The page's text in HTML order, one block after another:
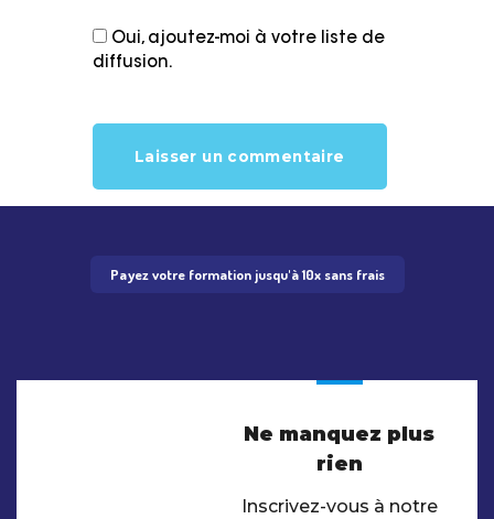
Oui, ajoutez-moi à votre liste de
diffusion.
Payez votre formation jusqu'à 10x sans frais
Ne manquez plus
rien
Inscrivez-vous à notre